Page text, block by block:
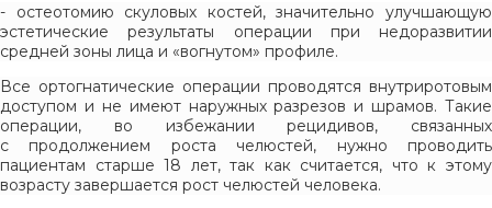
- остеотомию скуловых костей, значительно улучшающую
эстетические результаты операции при недоразвитии
средней зоны лица и «вогнутом» профиле.
Все ортогнатические операции проводятся внутриротовым
доступом и не имеют наружных разрезов и шрамов. Такие
операции, во избежании рецидивов, связанных
с продолжением роста челюстей, нужно проводить
пациентам старше 18 лет, так как считается, что к этому
возрасту завершается рост челюстей человека.